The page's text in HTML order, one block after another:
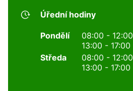
Úřední hodiny
Pondělí
08:00 - 12:00
13:00 - 17:00
Středa
08:00 - 12:00
13:00 - 17:00